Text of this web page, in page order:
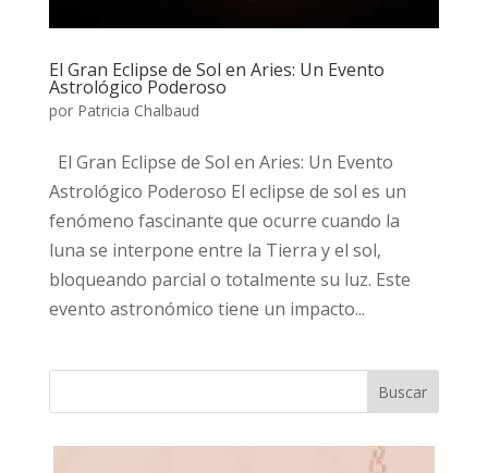
El Gran Eclipse de Sol en Aries: Un Evento
Astrológico Poderoso
por Patricia Chalbaud
El Gran Eclipse de Sol en Aries: Un Evento
Astrológico Poderoso El eclipse de sol es un
fenómeno fascinante que ocurre cuando la
luna se interpone entre la Tierra y el sol,
bloqueando parcial o totalmente su luz. Este
evento astronómico tiene un impacto...